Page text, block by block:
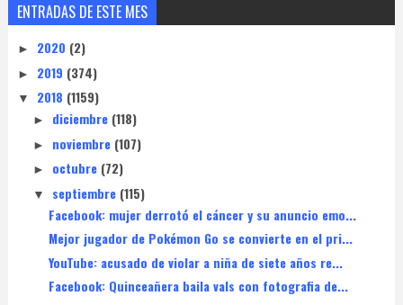
ENTRADAS DE ESTE MES
► 2020 (2)
► 2019 (374)
▼ 2018 (1159)
► diciembre (118)
► noviembre (107)
► octubre (72)
▼ septiembre (115)
Facebook: mujer derrotó el cáncer y su anuncio emo...
Mejor jugador de Pokémon Go se convierte en el pri...
YouTube: acusado de violar a niña de siete años re...
Facebook: Quinceañera baila vals con fotografia de...